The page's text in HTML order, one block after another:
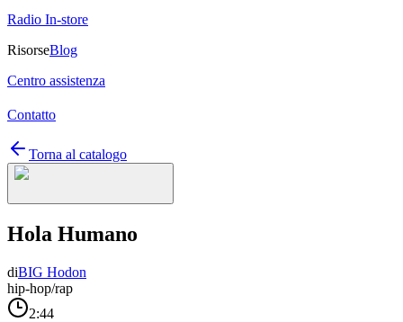
Radio In-store
RisorseBlog
Centro assistenza
Contatto
Torna al catalogo
Hola Humano
diBIG Hodon
hip-hop/rap
2:44